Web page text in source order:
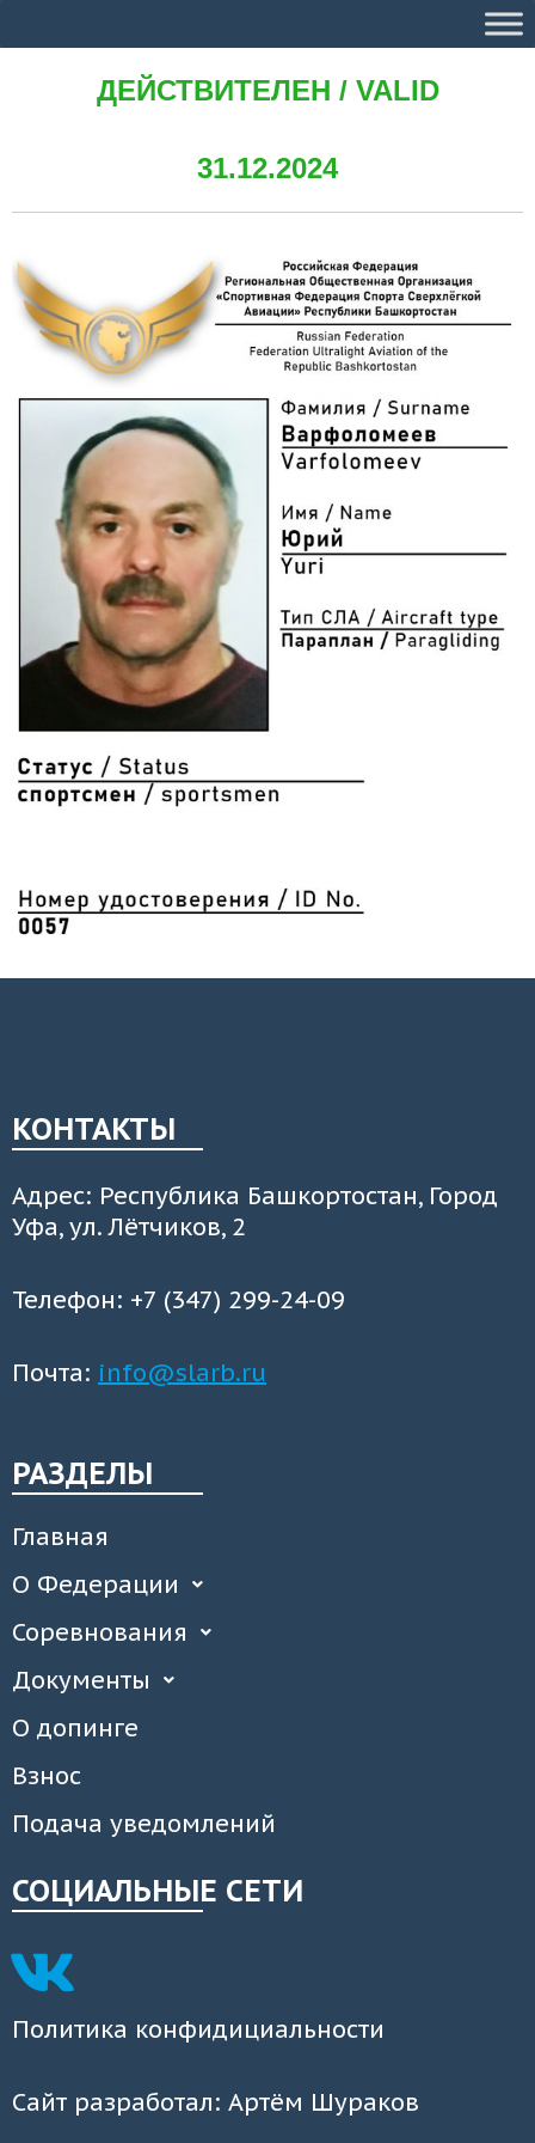
ДЕЙСТВИТЕЛЕН / VALID
31.12.2024
КОНТАКТЫ
Адрес: Республика Башкортостан, Город
Уфа, ул. Лётчиков, 2
Телефон: +7 (347) 299-24-09
Почта: info@slarb.ru
РАЗДЕЛЫ
Главная
О Федерации
Соревнования
Документы
О допинге
Взнос
Подача уведомлений
СОЦИАЛЬНЫЕ СЕТИ
Политика конфидициальности
Сайт разработал: Артём Шураков